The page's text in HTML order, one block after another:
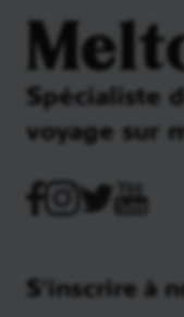
Spécialiste
voyage sur
S'inscrire à